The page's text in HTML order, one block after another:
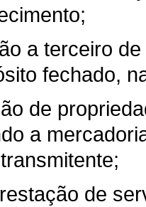
a terceiro
fechado,
de
a
de